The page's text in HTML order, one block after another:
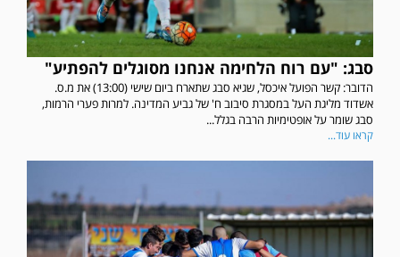
סבג: "עם רוח הלחימה אנחנו מסוגלים להפתיע"
הדובר: קשר הפועל איכסל, שגיא סבג שתארח ביום שישי (13:00) את מ.ס.
אשדוד מליגת העל במסגרת סיבוב ח' של גביע המדינה. למרות פערי הרמות,
סבג שומר על אופטימיות הרבה בגלל...
קראו עוד...